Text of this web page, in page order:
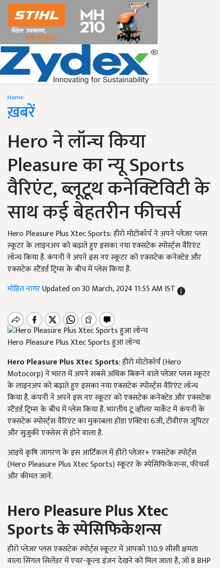
Home
ख़बरें
Hero ने लॉन्च किया
Pleasure का न्यू Sports
वैरिएंट, ब्लूटूथ कनेक्टिविटी के
साथ कई बेहतरीन फीचर्स
Hero Pleasure Plus Xtec Sports: हीरो मोटोकॉर्प ने अपने प्लेजर प्लस
स्कूटर के लाइनअप को बढ़ाते हुए इसका नया एक्सटेक स्पोर्स्ट्स वैरिएंट
लॉन्च किया है. कंपनी ने अपने इस नए स्कूटर को एक्सटेक कनेक्टेड और
एक्सटेक स्टैंडर्ड ट्रिम्स के बीच में प्लेस किया है.
मोहित नागरUpdated on 30 March, 2024 11:55 AM IST
Hero Pleasure Plus Xtec Sports हुआ लॉन्‍च
Hero Pleasure Plus Xtec Sports: हीरो मोटोकॉर्प (Hero
Motocorp) ने भारत में अपने सबसे अधिक बिकने वाले प्लेजर प्लस स्कूटर
के लाइनअप को बढ़ाते हुए इसका नया एक्सटेक स्पोर्स्ट्स वैरिएंट लॉन्च
किया है. कंपनी ने अपने इस नए स्कूटर को एक्सटेक कनेक्टेड और एक्सटेक
स्टैंडर्ड ट्रिम्स के बीच में प्लेस किया है. भारतीय टू व्हीलर मार्केट में कंपनी के
एक्सटेक स्पोर्स्ट्स वैरिएंट का मुकाबला होंडा एक्टिवा 6जी, टीवीएस जूपिटर
और सुजुकी एक्सेस से होने वाला है.
आइये कृषि जागरण के इस आर्टिकल में हीरो प्लेजर+ एक्सटेक स्पोर्ट्स
(Hero Pleasure Plus Xtec Sports) स्कूटर के स्पेसिफिकेशन्स, फीचर्स
और कीमत जानें.
Hero Pleasure Plus Xtec
Sports के स्पेसिफिकेशन्स
हीरो प्लेजर प्लस एक्सटेक स्पोर्ट्स स्कूटर में आपको 110.9 सीसी क्षमता
वाला सिंगल सिलेंडर में एयर-कूल्ड इंजन देखने को मिल जाता है, जो 8 BHP